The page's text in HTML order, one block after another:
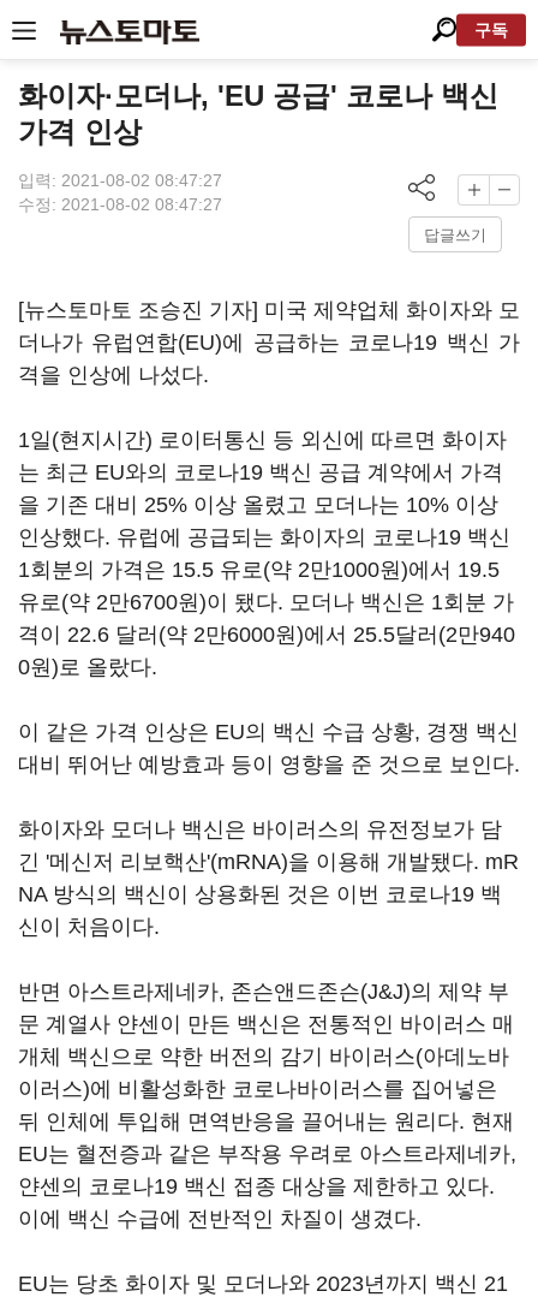
구독
화이자·모더나, 'EU 공급' 코로나 백신
가격 인상
입력: 2021-08-02 08:47:27
수정: 2021-08-02 08:47:27
답글쓰기
[뉴스토마토 조승진 기자] 미국 제약업체 화이자와 모
더나가 유럽연합(EU)에 공급하는 코로나19 백신 가
격을 인상에 나섰다.
1일(현지시간) 로이터통신 등 외신에 따르면 화이자
는 최근 EU와의 코로나19 백신 공급 계약에서 가격
을 기존 대비 25% 이상 올렸고 모더나는 10% 이상
인상했다. 유럽에 공급되는 화이자의 코로나19 백신
1회분의 가격은 15.5 유로(약 2만1000원)에서 19.5
유로(약 2만6700원)이 됐다. 모더나 백신은 1회분 가
격이 22.6 달러(약 2만6000원)에서 25.5달러(2만940
0원)로 올랐다.
이 같은 가격 인상은 EU의 백신 수급 상황, 경쟁 백신
대비 뛰어난 예방효과 등이 영향을 준 것으로 보인다.
화이자와 모더나 백신은 바이러스의 유전정보가 담
긴 '메신저 리보핵산'(mRNA)을 이용해 개발됐다. mR
NA 방식의 백신이 상용화된 것은 이번 코로나19 백
신이 처음이다.
반면 아스트라제네카, 존슨앤드존슨(J&J)의 제약 부
문 계열사 얀센이 만든 백신은 전통적인 바이러스 매
개체 백신으로 약한 버전의 감기 바이러스(아데노바
이러스)에 비활성화한 코로나바이러스를 집어넣은
뒤 인체에 투입해 면역반응을 끌어내는 원리다. 현재
EU는 혈전증과 같은 부작용 우려로 아스트라제네카,
얀센의 코로나19 백신 접종 대상을 제한하고 있다.
이에 백신 수급에 전반적인 차질이 생겼다.
EU는 당초 화이자 및 모더나와 2023년까지 백신 21